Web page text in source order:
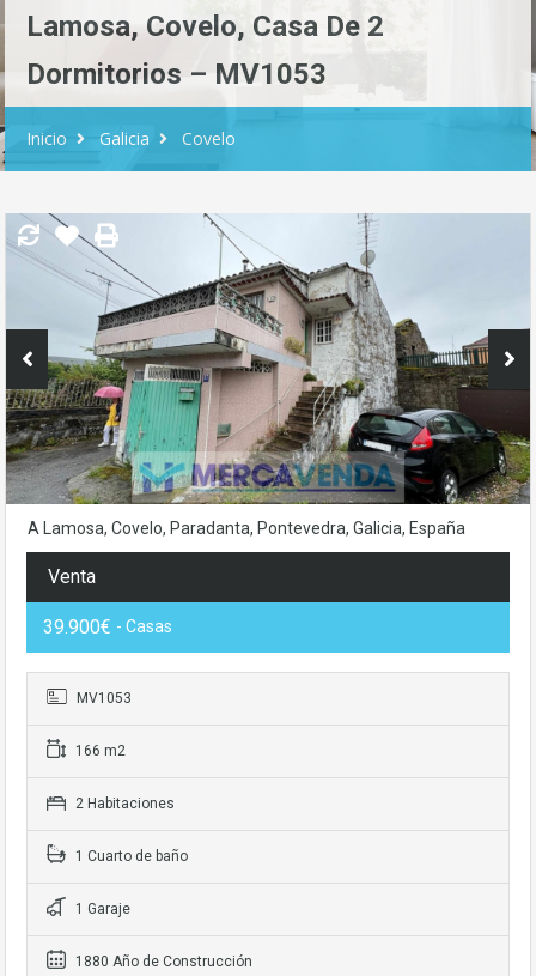
Lamosa, Covelo, Casa De 2
Dormitorios – MV1053
Inicio Galicia Covelo
A Lamosa, Covelo, Paradanta, Pontevedra, Galicia, España
Venta
39.900€ - Casas
MV1053
166 m2
2 Habitaciones
1 Cuarto de baño
1 Garaje
1880 Año de Construcción